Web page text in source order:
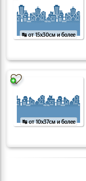
↹ от 15x30см и более
↹ от 10x37см и более